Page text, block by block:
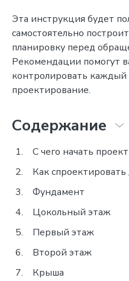
Эта инструкция будет
самостоятельно
планировку перед
Рекомендации помогут
контролировать каждый
проектирование.
Содержание
С чего начать
Как
Фундамент
Цокольный этаж
Первый этаж
Второй этаж
Крыша